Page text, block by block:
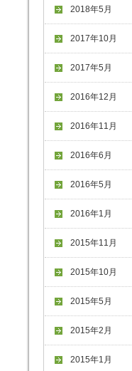
2018年5月
2017年10月
2017年5月
2016年12月
2016年11月
2016年6月
2016年5月
2016年1月
2015年11月
2015年10月
2015年5月
2015年2月
2015年1月